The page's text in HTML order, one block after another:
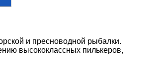
и пресноводной рыбалки.
высококлассных пилькеров,